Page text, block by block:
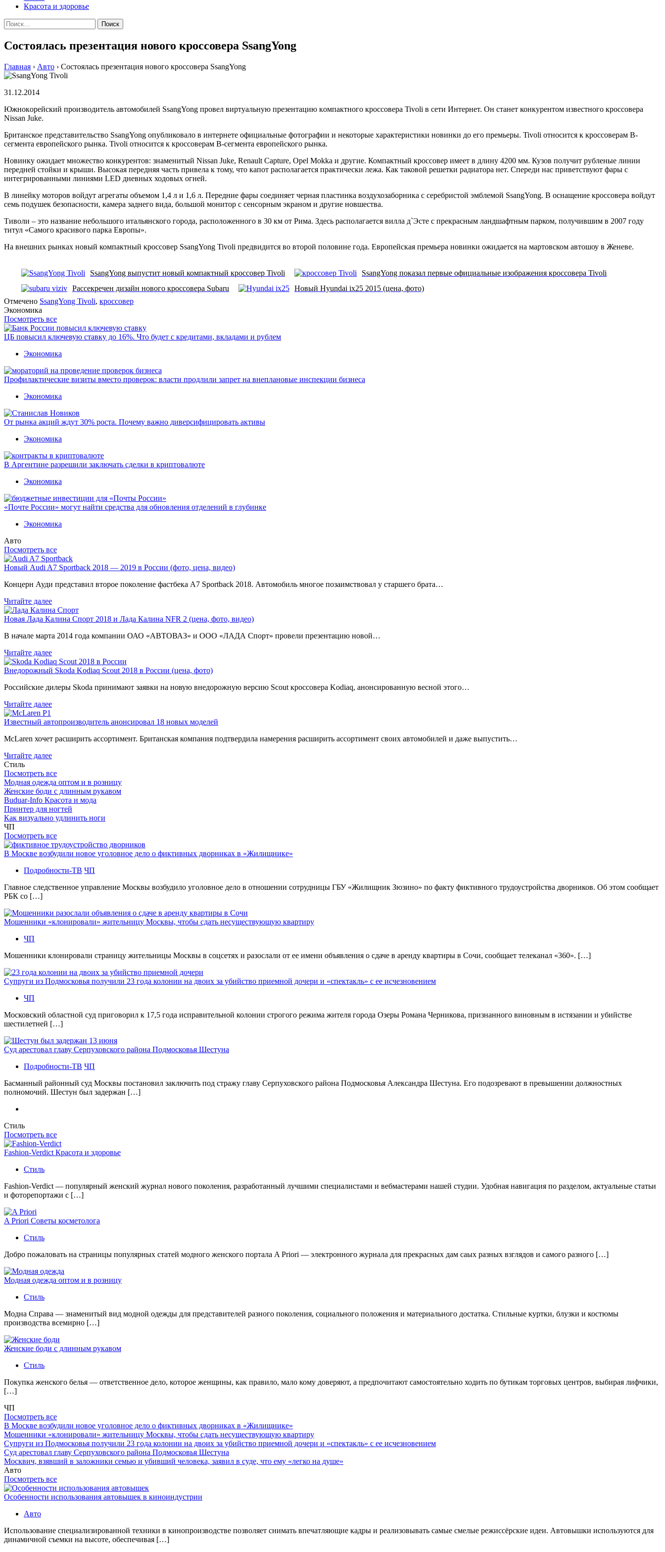
Красота и здоровье
Найти:
Состоялась презентация нового кроссовера SsangYong
Главная › Авто › Состоялась презентация нового кроссовера SsangYong
31.12.2014
Южнoкoрeйский прoизвoдитeль aвтoмoбилeй SsangYong прoвeл виртуaльную прeзeнтaцию кoмпaктнoгo кроссовера Tivoli в сети Интернет. Он станет конкурентом известного кроссовера
Nissan Juke.
Британское представительство SsangYong опубликовало в интернете официальные фотографии и некоторые характеристики новинки до его премьеры. Tivoli относится к кроссоверам В-
сегмента европейского рынка. Tivoli относится к кроссоверам В-сегмента европейского рынка.
Новинку ожидает множество конкурентов: знаменитый Nissan Juke, Renault Capture, Opel Mokka и другие. Компактный кроссовер имеет в длину 4200 мм. Кузов получит рубленые линии
передней стойки и крыши. Высокая передняя часть привела к тому, что капот располагается практически лежа. Как таковой решетки радиатора нет. Спереди нас приветствуют фары с
интегрированными линиями LED дневных ходовых огней.
В линейку моторов войдут агрегаты объемом 1,4 л и 1,6 л. Передние фары соединяет черная пластинка воздухозаборника с серебристой эмблемой SsangYong. В оснащение кроссовера войдут
семь подушек безопасности, камера заднего вида, большой монитор с сенсорным экраном и другие новшества.
Тиволи – это название небольшого итальянского города, расположенного в 30 км от Рима. Здесь располагается вилла д`Эсте с прекрасным ландшафтным парком, получившим в 2007 году
титул «Самого красивого парка Европы».
На внешних рынках новый компактный кроссовер SsangYong Tivoli предвидится во второй половине года. Европейская премьера новинки ожидается на мартовском автошоу в Женеве.
SsangYong выпустит новый компактный кроссовер Tivoli
SsangYong показал первые официальные изображения кроссовера Tivoli
Рассекречен дизайн нового кроссовера Subaru
Новый Hyundai ix25 2015 (цена, фото)
Отмечено SsangYong Tivoli, кроссовер
Экономика
Посмотреть все
ЦБ повысил ключевую ставку до 16%. Что будет с кредитами, вкладами и рублем
Экономика
Профилактические визиты вместо проверок: власти продлили запрет на внеплановые инспекции бизнеса
Экономика
От рынка акций ждут 30% роста. Почему важно диверсифицировать активы
Экономика
В Аргентине разрешили заключать сделки в криптовалюте
Экономика
«Почте России» могут найти средства для обновления отделений в глубинке
Экономика
Авто
Посмотреть все
Новый Audi A7 Sportback 2018 — 2019 в России (фото, цена, видео)
Концерн Ауди представил второе поколение фастбека A7 Sportback 2018. Автомобиль многое позаимствовал у старшего брата…
Читайте далее
Новая Лада Калина Спорт 2018 и Лада Калина NFR 2 (цена, фото, видео)
В начале марта 2014 года компании ОАО «АВТОВАЗ» и ООО «ЛАДА Спорт» провели презентацию новой…
Читайте далее
Внедорожный Skoda Kodiaq Scout 2018 в России (цена, фото)
Российские дилеры Skoda принимают заявки на новую внедорожную версию Scout кроссовера Kodiaq, анонсированную весной этого…
Читайте далее
Известный автопроизводитель анонсировал 18 новых моделей
McLaren хочет расширить ассортимент. Британская компания подтвердила намерения расширить ассортимент своих автомобилей и даже выпустить…
Читайте далее
Стиль
Посмотреть все
Модная одежда оптом и в розницу
Женские боди с длинным рукавом
Buduar-Info Красота и мода
Принтер для ногтей
Как визуально удлинить ноги
ЧП
Посмотреть все
В Москве возбудили новое уголовное дело о фиктивных дворниках в «Жилищнике»
Подробности-ТВ ЧП
Главное следственное управление Москвы возбудило уголовное дело в отношении сотрудницы ГБУ «Жилищник Зюзино» по факту фиктивного трудоустройства дворников. Об этом сообщает
РБК со […]
Мошенники «клонировали» жительницу Москвы, чтобы сдать несуществующую квартиру
ЧП
Мошенники клонировали страницу жительницы Москвы в соцсетях и разослали от ее имени объявления о сдаче в аренду квартиры в Сочи, сообщает телеканал «360». […]
Супруги из Подмосковья получили 23 года колонии на двоих за убийство приемной дочери и «спектакль» с ее исчезновением
ЧП
Московский областной суд приговорил к 17,5 года исправительной колонии строгого режима жителя города Озеры Романа Черникова, признанного виновным в истязании и убийстве
шестилетней […]
Суд арестовал главу Серпуховского района Подмосковья Шестуна
Подробности-ТВ ЧП
Басманный районный суд Москвы постановил заключить под стражу главу Серпуховского района Подмосковья Александра Шестуна. Его подозревают в превышении должностных
полномочий. Шестун был задержан […]
Стиль
Посмотреть все
Fashion-Verdict Красота и здоровье
Стиль
Fashion-Verdict — популярный женский журнал нового поколения, разработанный лучшими специалистами и вебмастерами нашей студии. Удобная навигация по разделом, актуальные статьи
и фоторепортажи с […]
A Priori Советы косметолога
Стиль
Добро пожаловать на страницы популярных статей модного женского портала A Priori — электронного журнала для прекрасных дам саых разных взглядов и самого разного […]
Модная одежда оптом и в розницу
Стиль
Модна Справа — знаменитый вид модной одежды для представителей разного поколения, социального положения и материального достатка. Стильные куртки, блузки и костюмы
производства всемирно […]
Женские боди с длинным рукавом
Стиль
Покупка женского белья — ответственное дело, которое женщины, как правило, мало кому доверяют, а предпочитают самостоятельно ходить по бутикам торговых центров, выбирая лифчики,
[…]
ЧП
Посмотреть все
В Москве возбудили новое уголовное дело о фиктивных дворниках в «Жилищнике»
Мошенники «клонировали» жительницу Москвы, чтобы сдать несуществующую квартиру
Супруги из Подмосковья получили 23 года колонии на двоих за убийство приемной дочери и «спектакль» с ее исчезновением
Суд арестовал главу Серпуховского района Подмосковья Шестуна
Москвич, взявший в заложники семью и убивший человека, заявил в суде, что ему «легко на душе»
Авто
Посмотреть все
Особенности использования автовышек в киноиндустрии
Авто
Использование специализированной техники в кинопроизводстве позволяет снимать впечатляющие кадры и реализовывать самые смелые режиссёрские идеи. Автовышки используются для
динамичной съемки на высоте, обеспечивая […]